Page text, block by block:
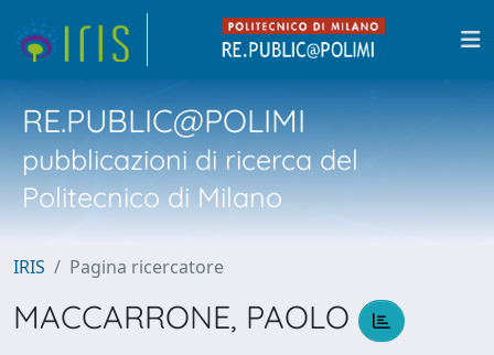
RE.PUBLIC@POLIMI
pubblicazioni di ricerca del
Politecnico di Milano
IRIS Pagina ricercatore
MACCARRONE, PAOLO